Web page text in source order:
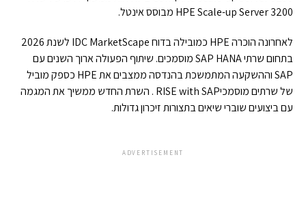
HPE Scale-up Server 3200 מבוסס אינטל.
לאחרונה הוכרה HPE כמובילה בדוח IDC MarketScape לשנת 2026
בתחום שרתי SAP HANA מוסמכים. שיתוף הפעולה ארוך השנים עם
SAP וההשקעה המתמשכת בהנדסה ממצבים את HPE כספק מוביל
של שרתים מוסמכיRISE with SAP . השרת החדש ממשיך את המגמה
עם ביצועים שוברי שיאים בתצורות זיכרון גדולות.
ADVERTISEMENT